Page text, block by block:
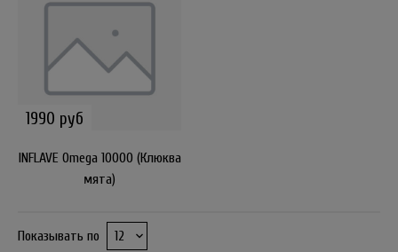
1990 руб
INFLAVE Omega 10000 (Клюква
мята)
Показывать по